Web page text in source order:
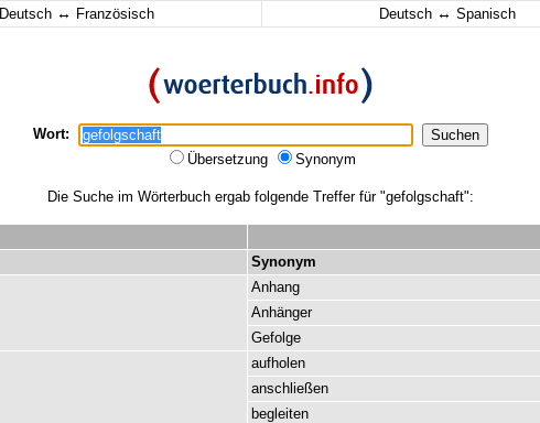
Deutsch ↔ Französisch Deutsch ↔ Spanisch
Wort:
Übersetzung
Synonym
Die Suche im Wörterbuch ergab folgende Treffer für "gefolgschaft":
Synonym
Anhang
Anhänger
Gefolge
aufholen
anschließen
begleiten